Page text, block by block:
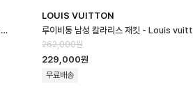
프라다 남성 블루종 재킷 - Prada Mens Blouson Jacket - prc166…
LOUIS VUITTON
262,000원
229,000원
무료배송